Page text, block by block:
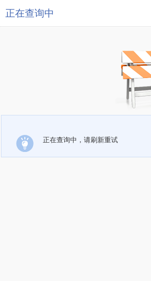
正在查询中
正在查询中，请刷新重试